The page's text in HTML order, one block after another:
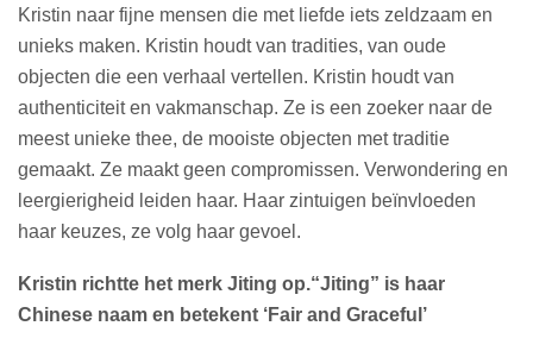
Kristin naar fijne mensen die met liefde iets zeldzaam en
unieks maken. Kristin houdt van tradities, van oude
objecten die een verhaal vertellen. Kristin houdt van
authenticiteit en vakmanschap. Ze is een zoeker naar de
meest unieke thee, de mooiste objecten met traditie
gemaakt. Ze maakt geen compromissen. Verwondering en
leergierigheid leiden haar. Haar zintuigen beïnvloeden
haar keuzes, ze volg haar gevoel.
Kristin richtte het merk Jiting op.“Jiting” is haar
Chinese naam en betekent ‘Fair and Graceful’